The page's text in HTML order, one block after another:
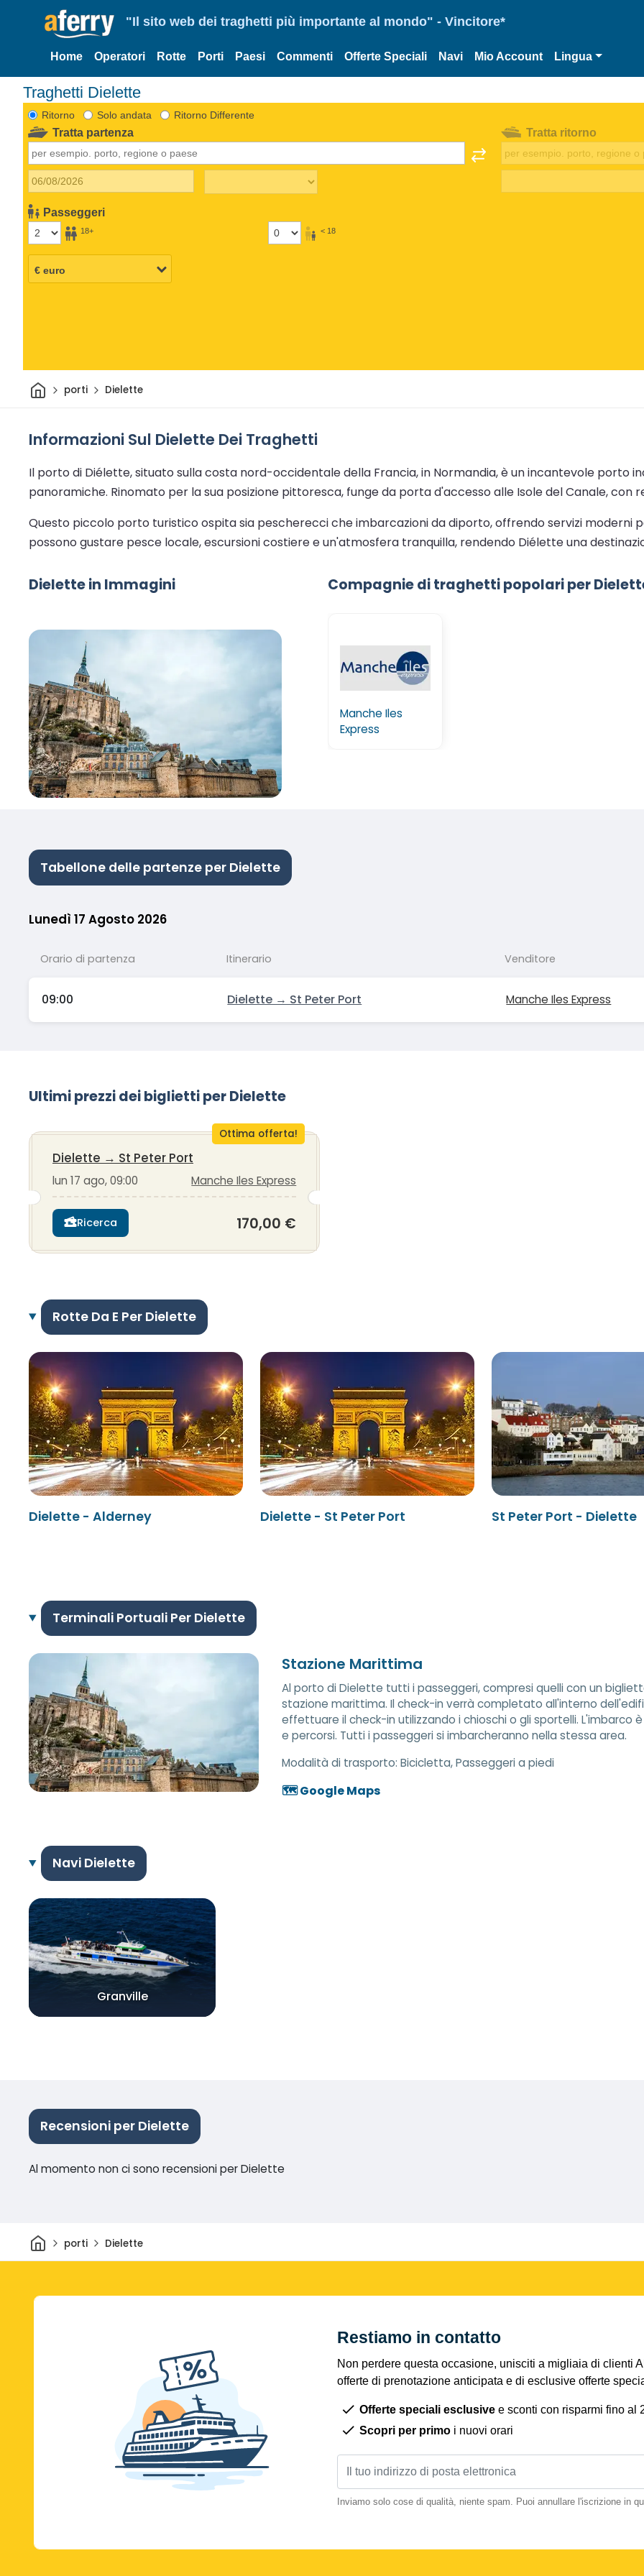
"Il sito web dei traghetti più importante al mondo" - Vincitore*
Home Operatori Rotte Porti Paesi Commenti Offerte Speciali Navi Mio Account Lingua
Traghetti Dielette
Ritorno Solo andata Ritorno Differente
Tratta partenza
Passeggeri
18+ < 18
Tratta ritorno
Casaporti Dielette
Informazioni Sul Dielette Dei Traghetti
Il porto di Diélette, situato sulla costa nord-occidentale della Francia, in Normandia, è un incantevole porto
panoramiche. Rinomato per la sua posizione pittoresca, funge da porta d'accesso alle Isole del Canale,
Questo piccolo porto turistico ospita sia pescherecci che imbarcazioni da diporto, offrendo servizi moderni
possono gustare pesce locale, escursioni costiere e un'atmosfera tranquilla, rendendo Diélette una
Dielette in Immagini Compagnie di traghetti popolari per
Manche Iles
Express
Tabellone delle partenze per Dielette
Lunedì 17 Agosto 2026
Orario di partenza Itinerario Venditore
09:00 Dielette → St Peter Port Manche Iles Express
Ultimi prezzi dei biglietti per Dielette
Ottima offerta!
Dielette → St Peter Port
lun 17 ago, 09:00 Manche Iles Express
Ricerca 170,00 €
Rotte Da E Per Dielette
Dielette - Alderney Dielette - St Peter Port St Peter Port - Dielette
Terminali Portuali Per Dielette
Stazione Marittima
Al porto di Dielette tutti i passeggeri, compresi quelli con un
stazione marittima. Il check-in verrà completato all'interno
effettuare il check-in utilizzando i chioschi o gli sportelli. L'imbarco
e percorsi. Tutti i passeggeri si imbarcheranno nella stessa area.
Modalità di trasporto: Bicicletta, Passeggeri a piedi
🗺️ Google Maps
Navi Dielette
Granville
Recensioni per Dielette
Al momento non ci sono recensioni per Dielette
Casaporti Dielette
Restiamo in contatto
Non perdere questa occasione, unisciti a migliaia di clienti
offerte di prenotazione anticipata e di esclusive offerte
Offerte speciali esclusive e sconti con risparmi fino al
Scopri per primo i nuovi orari
Inviamo solo cose di qualità, niente spam. Puoi annullare l'iscrizione in